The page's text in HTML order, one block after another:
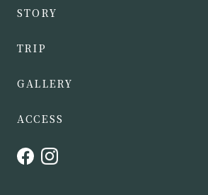
STORY
TRIP
GALLERY
ACCESS